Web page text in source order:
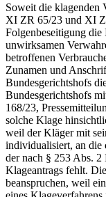
Soweit die klagenden
XI ZR 65/23 und XI
Folgenbeseitigung
unwirksamen
betroffenen
Zunamen und
Bundesgerichtshofs
Bundesgerichtshofs
168/23,
solche Klage
weil der Kläger mit
individualisiert, an die
der nach § 253 Abs.
Klageantrags fehlt.
beanspruchen, weil